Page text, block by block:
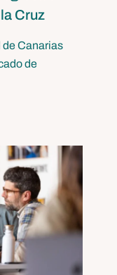
Cruz
de Canarias
de